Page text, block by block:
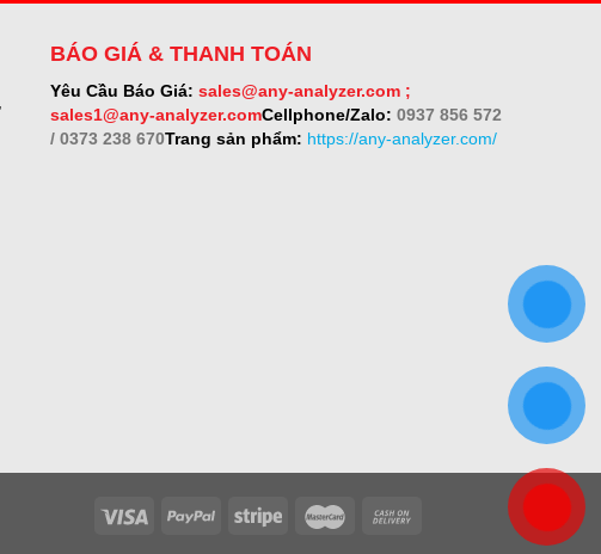
BÁO GIÁ & THANH TOÁN
Yêu Cầu Báo Giá: sales@any-analyzer.com ;
sales1@any-analyzer.comCellphone/Zalo: 0937 856 572
/ 0373 238 670Trang sản phẩm: https://any-analyzer.com/